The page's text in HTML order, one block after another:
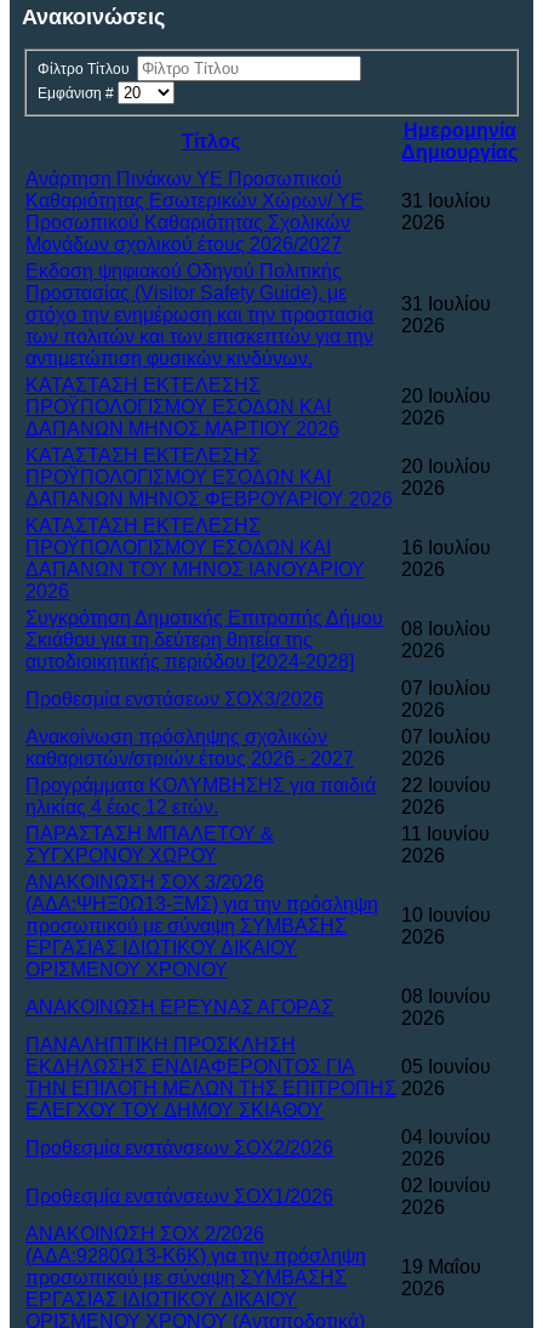
Ανακοινώσεις
Φίλτρο Τίτλου
Εμφάνιση #
Τίτλος
Ημερομηνία
Δημιουργίας
Ανάρτηση Πινάκων ΥΕ Προσωπικού
Καθαριότητας Εσωτερικών Χώρων/ ΥΕ
Προσωπικού Καθαριότητας Σχολικών
Μονάδων σχολικού έτους 2026/2027
31 Ιουλίου
2026
Eκδοση ψηφιακού Οδηγού Πολιτικής
Προστασίας (Visitor Safety Guide), με
στόχο την ενημέρωση και την προστασία
των πολιτών και των επισκεπτών για την
αντιμετώπιση φυσικών κινδύνων.
31 Ιουλίου
2026
ΚΑΤΑΣΤΑΣΗ ΕΚΤΕΛΕΣΗΣ
ΠΡΟΫΠΟΛΟΓΙΣΜΟΥ ΕΣΟΔΩΝ ΚΑΙ
ΔΑΠΑΝΩΝ ΜΗΝΟΣ ΜΑΡΤΙΟΥ 2026
20 Ιουλίου
2026
ΚΑΤΑΣΤΑΣΗ ΕΚΤΕΛΕΣΗΣ
ΠΡΟΫΠΟΛΟΓΙΣΜΟΥ ΕΣΟΔΩΝ ΚΑΙ
ΔΑΠΑΝΩΝ ΜΗΝΟΣ ΦΕΒΡΟΥΑΡΙΟΥ 2026
20 Ιουλίου
2026
ΚΑΤΑΣΤΑΣΗ ΕΚΤΕΛΕΣΗΣ
ΠΡΟΫΠΟΛΟΓΙΣΜΟΥ ΕΣΟΔΩΝ ΚΑΙ
ΔΑΠΑΝΩΝ ΤΟΥ ΜΗΝΟΣ ΙΑΝΟΥΑΡΙΟΥ
2026
16 Ιουλίου
2026
Συγκρότηση Δημοτικής Επιτροπής Δήμου
Σκιάθου για τη δεύτερη θητεία της
αυτοδιοικητικής περιόδου [2024-2028]
08 Ιουλίου
2026
Προθεσμία ενστάσεων ΣΟΧ3/2026
07 Ιουλίου
2026
Ανακοίνωση πρόσληψης σχολικών
καθαριστών/στριών έτους 2026 - 2027
07 Ιουλίου
2026
Προγράμματα ΚΟΛΥΜΒΗΣΗΣ για παιδιά
ηλικίας 4 έως 12 ετών.
22 Ιουνίου
2026
ΠΑΡΑΣΤΑΣΗ ΜΠΑΛΕΤΟΥ &
ΣΥΓΧΡΟΝΟΥ ΧΩΡΟΥ
11 Ιουνίου
2026
ΑΝΑΚΟΙΝΩΣΗ ΣΟΧ 3/2026
(ΑΔΑ:ΨΗΞ0Ω13-ΞΜΣ) για την πρόσληψη
προσωπικού με σύναψη ΣΥΜΒΑΣΗΣ
ΕΡΓΑΣΙΑΣ ΙΔΙΩΤΙΚΟΥ ΔΙΚΑΙΟΥ
ΟΡΙΣΜΕΝΟΥ ΧΡΟΝΟΥ
10 Ιουνίου
2026
ΑΝΑΚΟΙΝΩΣΗ ΕΡΕΥΝΑΣ ΑΓΟΡΑΣ
08 Ιουνίου
2026
ΠΑΝΑΛΗΠΤΙΚΗ ΠΡΟΣΚΛΗΣΗ
ΕΚΔΗΛΩΣΗΣ ΕΝΔΙΑΦΕΡΟΝΤΟΣ ΓΙΑ
ΤΗΝ ΕΠΙΛΟΓΗ ΜΕΛΩΝ ΤΗΣ ΕΠΙΤΡΟΠΗΣ
ΕΛΕΓΧΟΥ ΤΟΥ ΔΗΜΟΥ ΣΚΙΑΘΟΥ
05 Ιουνίου
2026
Προθεσμία ενστάνσεων ΣΟΧ2/2026
04 Ιουνίου
2026
Προθεσμία ενστάνσεων ΣΟΧ1/2026
02 Ιουνίου
2026
ΑΝΑΚΟΙΝΩΣΗ ΣΟΧ 2/2026
(ΑΔΑ:9280Ω13-Κ6Κ) για την πρόσληψη
προσωπικού με σύναψη ΣΥΜΒΑΣΗΣ
ΕΡΓΑΣΙΑΣ ΙΔΙΩΤΙΚΟΥ ΔΙΚΑΙΟΥ
ΟΡΙΣΜΕΝΟΥ ΧΡΟΝΟΥ (Ανταποδοτικά)
19 Μαΐου
2026